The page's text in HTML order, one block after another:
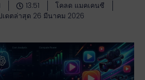
13:51
โคลด แมคเคนซี
เดตล่าสุด 26 มีนาคม 2026